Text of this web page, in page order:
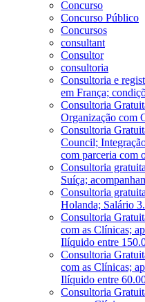
Concurso
Concurso Público
Concursos
consultant
Consultor
consultoria
Consultoria e
em França;
Consultoria
Organização com
Consultoria
Council;
com parceria com
Consultoria
Suíça;
Consultoria
Holanda; Salário
Consultoria
com as Clínicas;
Ilíquido entre
Consultoria
com as Clínicas;
Ilíquido entre
Consultoria